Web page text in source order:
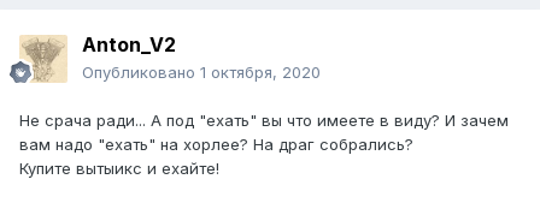
Anton_V2
Опубликовано 1 октября, 2020
Не срача ради... А под "ехать" вы что имеете в виду? И зачем
вам надо "ехать" на хорлее? На драг собрались?
Купите вытыикс и ехайте!